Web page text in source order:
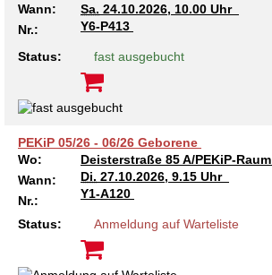
Wann:
Sa. 24.10.2026, 10.00 Uhr
Nr.:
Y6-P413
Status: fast ausgebucht
PEKiP 05/26 - 06/26 Geborene
Wo:
Deisterstraße 85 A/PEKiP-Raum
Wann:
Di. 27.10.2026, 9.15 Uhr
Nr.:
Y1-A120
Status: Anmeldung auf Warteliste